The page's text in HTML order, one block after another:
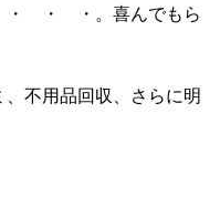
・ ・ ・。喜んでもら
不用品回収、さらに明